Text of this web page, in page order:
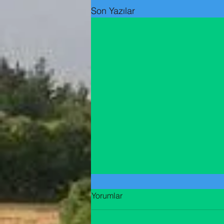
Son Yazılar
YAŞ MAYA
Baharda sabah erken yaprak ve
Yorumlar